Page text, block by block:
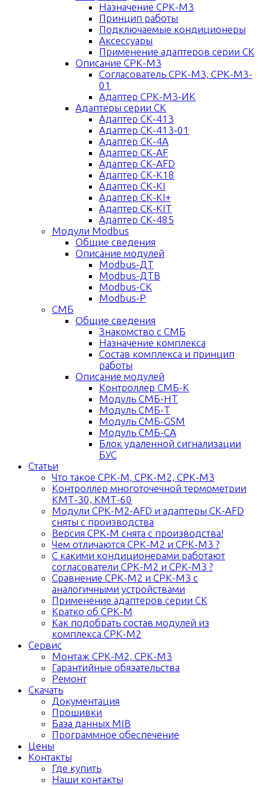
Назначение СРК-М3
Принцип работы
Подключаемые кондиционеры
Аксессуары
Применение адаптеров серии СК
Описание СРК-М3
Согласователь СРК-М3, СРК-М3-
01
Адаптер СРК-М3-ИК
Адаптеры серии СК
Адаптер СК-413
Адаптер СК-413-01
Адаптер СК-4A
Адаптер СК-AF
Адаптер СК-AFD
Адаптер СК-K18
Адаптер СК-KI
Адаптер СК-KI+
Адаптер СК-KIT
Адаптер СК-485
Модули Modbus
Общие сведения
Описание модулей
Modbus-ДТ
Modbus-ДТВ
Modbus-СК
Modbus-Р
СМБ
Общие сведения
Знакомство с СМБ
Назначение комплекса
Состав комплекса и принцип
работы
Описание модулей
Контроллер СМБ-К
Модуль СМБ-НТ
Модуль СМБ-Т
Модуль СМБ-GSM
Модуль СМБ-СА
Блок удаленной сигнализации
БУС
Статьи
Что такое СРК-М, СРК-М2, СРК-М3
Контроллер многоточечной термометрии
КМТ-30, КМТ-60
Модули СРК-М2-AFD и адаптеры СК-AFD
сняты с производства
Версия СРК-М снята с производства!
Чем отличаются СРК-М2 и СРК-М3 ?
С какими кондиционерами работают
согласователи СРК-М2 и СРК-М3 ?
Сравнение СРК-М2 и СРК-М3 с
аналогичными устройствами
Применение адаптеров серии СК
Кратко об СРК-М
Как подобрать состав модулей из
комплекса СРК-М2
Сервис
Монтаж СРК-М2, СРК-М3
Гарантийные обязательства
Ремонт
Скачать
Документация
Прошивки
База данных MIB
Программное обеспечение
Цены
Контакты
Где купить
Наши контакты